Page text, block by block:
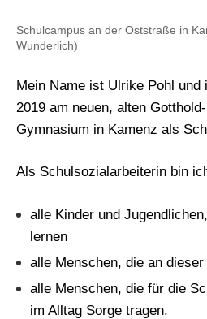
Schulcampus an der Oststraße in
Wunderlich)
Mein Name ist Ulrike Pohl und
2019 am neuen, alten
Gymnasium in Kamenz als
Als Schulsozialarbeiterin bin
alle Kinder und
lernen
alle Menschen, die an
alle Menschen, die für die
im Alltag Sorge tragen.